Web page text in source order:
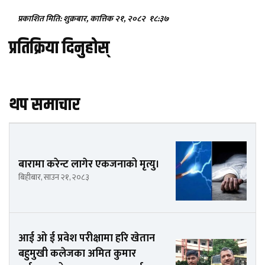
प्रकाशित मिति: शुक्रबार, कात्तिक २१, २०८२ १८:३७
प्रतिक्रिया दिनुहोस्
थप समाचार
बारामा करेन्ट लागेर एकजनाको मृत्यु।
बिहीबार, साउन २१, २०८३
आई ओ ई प्रवेश परीक्षामा हरि खेतान
बहुमुखी कलेजका अमित कुमार